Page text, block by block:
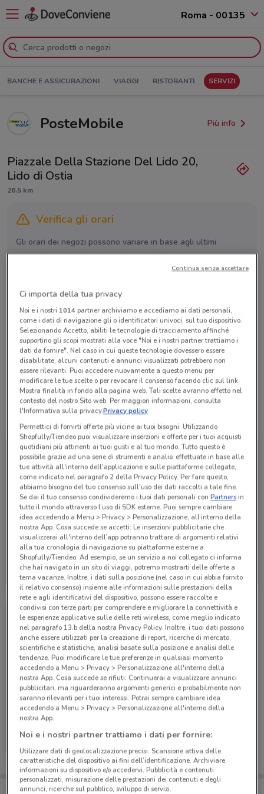
Roma - 00135
BANCHE E ASSICURAZIONI VIAGGI RISTORANTI SERVIZI
PosteMobile Più info
Piazzale Della Stazione Del Lido 20,
Lido di Ostia
26.5 km
Verifica gli orari
Gli orari dei negozi possono variare in base agli ultimi
provvedimenti regionali o nazionali. Verifica l’accuratezza
Chiama il negozio
Lunedì n.d.
Martedì n.d.
Mercoledì n.d.
Giovedì n.d.
Venerdì n.d.
Sabato n.d.
Domenica n.d.
065624053
CARREFOUR OSTIA LIDO
PosteMobile
Scade il 17/08 9.4 km
Scade il 05/09 9.4 km
Porta DoveConviene sempre con te!
Ci importa della tua privacy
Noi e i nostri 1014partner archiviamo e accediamo ai dati personali,
come i dati di navigazione gli o identificatori univoci, sul tuo dispositivo.
Selezionando Accetto, abiliti le tecnologie di tracciamento affinché
supportino gli scopi mostrati alla voce "Noi e i nostri partner trattiamo i
dati da fornire". Nel caso in cui queste tecnologie dovessero essere
disabilitate, alcuni contenuti e annunci visualizzati potrebbero non
essere rilevanti. Puoi accedere nuovamente a questo menu per
modificare le tue scelte o per revocare il consenso facendo clic sul link
Mostra finalità in fondo alla pagina web. Tali scelte avranno effetto nel
contesto del nostro Sito web. Per maggiori informazioni, consulta
l'Informativa sulla privacy.Privacy policy
Permettici di fornirti offerte più vicine ai tuoi bisogni: Utilizzando
Shopfully/Tiendeo puoi visualizzare inserzioni e offerte per i tuoi acquisti
quotidiani più attinenti ai tuoi gusti e al tuo mondo. Tutto questo è
possibile grazie ad una serie di strumenti e analisi effettuate in base alle
tue attività all'interno dell'applicazione e sulle piattaforme collegate,
come indicato nel paragrafo 2 della Privacy Policy. Per fare questo,
abbiamo bisogno del tuo consenso sull'uso dei dati raccolti a tale fine.
Se dai il tuo consenso condivideremo i tuoi dati personali conPartnersin
tutto il mondo attraverso l’uso di SDK esterne. Puoi sempre cambiare
idea accedendo a Menu > Privacy > Personalizzazione, all’interno della
nostra App. Cosa succede se accetti: Le inserzioni pubblicitarie che
visualizzerai all'interno dell’app potranno trattare di argomenti relativi
alla tua cronologia di navigazione su piattaforme esterne a
Shopfully/Tiendeo. Ad esempio, se un servizio a noi collegato ci informa
che hai navigato in un sito di viaggi, potremo mostrarti delle offerte a
tema vacanze. Inoltre, i dati sulla posizione (nel caso in cui abbia fornito
il relativo consenso) insieme alle informazioni sulle prestazioni della
rete e agli identificativi del dispositivo, possono essere raccolte e
condivisi con terze parti per comprendere e migliorare la connettività e
le esperienze applicative sulle delle reti wireless, come meglio indicato
nel paragrafo 13.b della nostra Privacy Policy. Inoltre, i tuoi dati possono
anche essere utilizzati per la creazione di report, ricerche di mercato,
scientifiche e statistiche, analisi basate sulla posizione e analisi delle
tendenze. Puoi modificare le tue preferenze in qualsiasi momento
accedendo a Menu > Privacy > Personalizzazione all'interno della
nostra App. Cosa succede se rifiuti: Continuerai a visualizzare annunci
pubblicitari, ma riguarderanno argomenti generici e probabilmente non
saranno rilevanti per i tuoi interessi. Potrai sempre cambiare idea
accedendo a Menu > Privacy > Personalizzazione all'interno della
nostra App.
Noi e i nostri partner trattiamo i dati per fornire:
Utilizzare dati di geolocalizzazione precisi. Scansione attiva delle
caratteristiche del dispositivo ai fini dell’identificazione. Archiviare
informazioni su dispositivo e/o accedervi. Pubblicità e contenuti
personalizzati, misurazione delle prestazioni dei contenuti e degli
annunci, ricerche sul pubblico, sviluppo di servizi.
Continua senza accettare